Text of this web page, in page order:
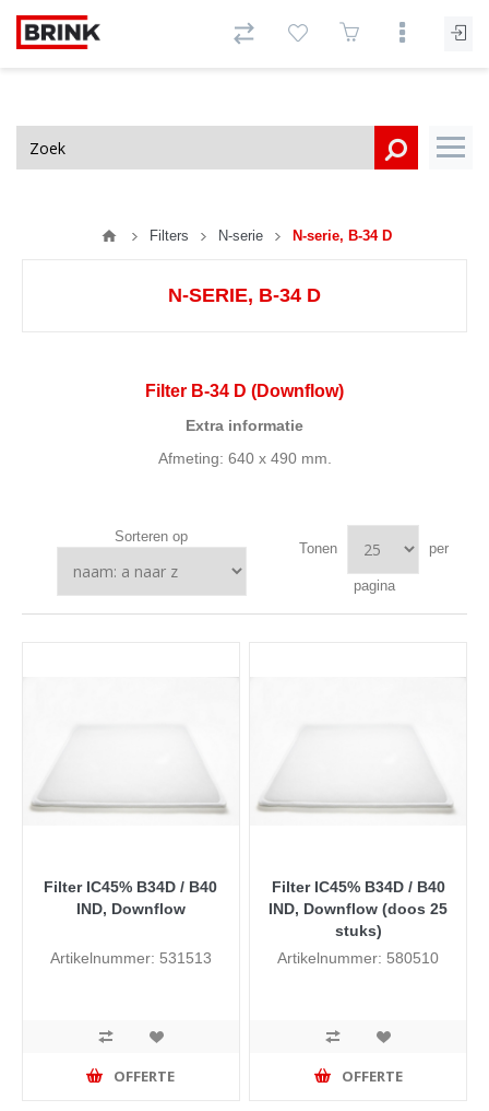
Filters N-serie N-serie, B-34 D
N-SERIE, B-34 D
Filter B-34 D (Downflow)
Extra informatie
Afmeting: 640 x 490 mm.
Sorteren op
Tonen per
pagina
Filter IC45% B34D / B40
IND, Downflow
Artikelnummer: 531513
OFFERTE
Filter IC45% B34D / B40
IND, Downflow (doos 25
stuks)
Artikelnummer: 580510
OFFERTE